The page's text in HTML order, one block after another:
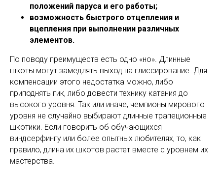
положений паруса и его работы;
возможность быстрого отцепления и
вцепления при выполнении различных
элементов.
По поводу преимуществ есть одно «но». Длинные
шкоты могут замедлять выход на глиссирование. Для
компенсации этого недостатка можно, либо
приподнять гик, либо довести технику катания до
высокого уровня. Так или иначе, чемпионы мирового
уровня не случайно выбирают длинные трапеционные
шкотики. Если говорить об обучающихся
виндсерфингу или более опытных любителях, то, как
правило, длина их шкотов растет вместе с уровнем их
мастерства.